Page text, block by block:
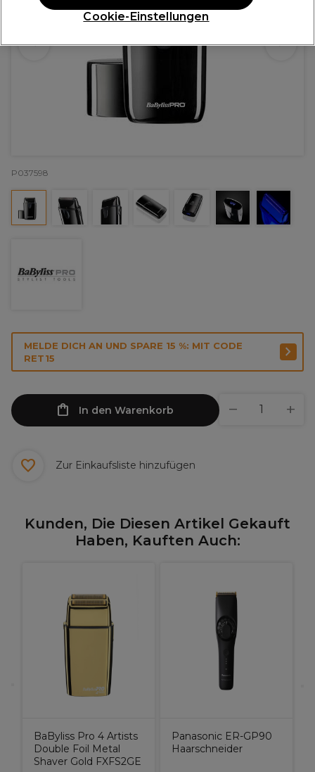
P037598
MELDE DICH AN UND SPARE 15 %: MIT CODE
RET15
In den Warenkorb
Zur Einkaufsliste hinzufügen
Kunden, Die Diesen Artikel Gekauft
Haben, Kauften Auch:
BaByliss Pro 4 Artists
Double Foil Metal
Shaver Gold FXFS2GE
Panasonic ER-GP90
Haarschneider
Cookie-Einstellungen